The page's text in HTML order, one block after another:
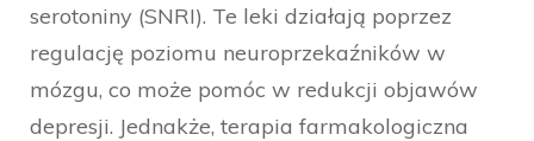
serotoniny (SNRI). Te leki działają poprzez
regulację poziomu neuroprzekaźników w
mózgu, co może pomóc w redukcji objawów
depresji. Jednakże, terapia farmakologiczna